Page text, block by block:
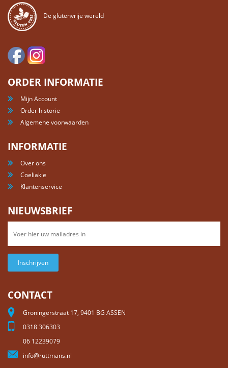
De glutenvrije wereld
ORDER INFORMATIE
Mijn Account
Order historie
Algemene voorwaarden
INFORMATIE
Over ons
Coeliakie
Klantenservice
NIEUWSBRIEF
Inschrijven
CONTACT
Groningerstraat 17, 9401 BG ASSEN
0318 306303
06 12239079
info@ruttmans.nl